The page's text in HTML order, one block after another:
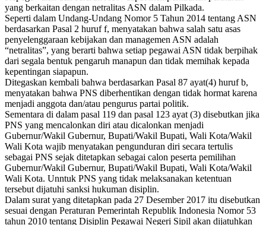
yang berkaitan dengan netralitas ASN dalam Pilkada.
Seperti dalam Undang-Undang Nomor 5 Tahun 2014 tentang ASN
berdasarkan Pasal 2 huruf f, menyatakan bahwa salah satu asas
penyelenggaraan kebijakan dan managemen ASN adalah
“netralitas”, yang berarti bahwa setiap pegawai ASN tidak berpihak
dari segala bentuk pengaruh manapun dan tidak memihak kepada
kepentingan siapapun.
Ditegaskan kembali bahwa berdasarkan Pasal 87 ayat(4) huruf b,
menyatakan bahwa PNS diberhentikan dengan tidak hormat karena
menjadi anggota dan/atau pengurus partai politik.
Sementara di dalam pasal 119 dan pasal 123 ayat (3) disebutkan jika
PNS yang mencalonkan diri atau dicalonkan menjadi
Gubernur/Wakil Gubernur, Bupati/Wakil Bupati, Wali Kota/Wakil
Wali Kota wajib menyatakan pengunduran diri secara tertulis
sebagai PNS sejak ditetapkan sebagai calon peserta pemilihan
Gubernur/Wakil Gubernur, Bupati/Wakil Bupati, Wali Kota/Wakil
Wali Kota. Unntuk PNS yang tidak melaksanakan ketentuan
tersebut dijatuhi sanksi hukuman disiplin.
Dalam surat yang ditetapkan pada 27 Desember 2017 itu disebutkan
sesuai dengan Peraturan Pemerintah Republik Indonesia Nomor 53
tahun 2010 tentang Disiplin Pegawai Negeri Sipil akan dijatuhkan